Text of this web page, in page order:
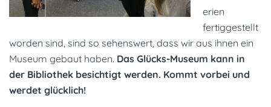
erien
fertiggestellt
worden sind, sind so sehenswert, dass wir aus ihnen ein
Museum gebaut haben. Das Glücks-Museum kann in
der Bibliothek besichtigt werden. Kommt vorbei und
werdet glücklich!